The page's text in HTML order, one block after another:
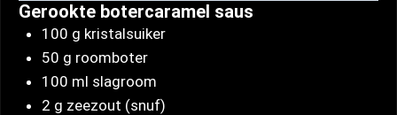
Gerookte botercaramel saus
100 g kristalsuiker
50 g roomboter
100 ml slagroom
2 g zeezout (snuf)